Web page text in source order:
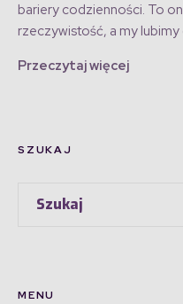
bariery codzienności. To
rzeczywistość, a my lubimy
Przeczytaj więcej
SZUKAJ
MENU